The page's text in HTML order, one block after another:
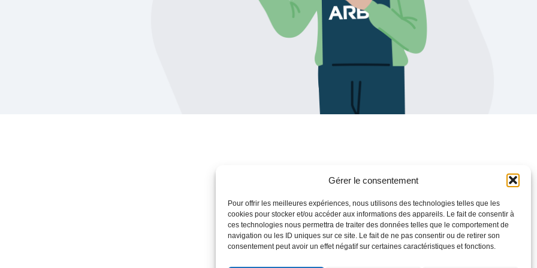
Gérer le consentement
Pour offrir les meilleures expériences, nous utilisons des technologies telles que les
cookies pour stocker et/ou accéder aux informations des appareils. Le fait de consentir à
ces technologies nous permettra de traiter des données telles que le comportement de
navigation ou les ID uniques sur ce site. Le fait de ne pas consentir ou de retirer son
consentement peut avoir un effet négatif sur certaines caractéristiques et fonctions.